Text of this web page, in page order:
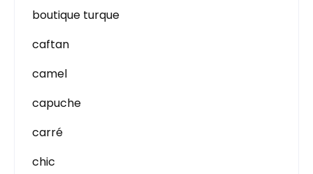
boutique turque
caftan
camel
capuche
carré
chic